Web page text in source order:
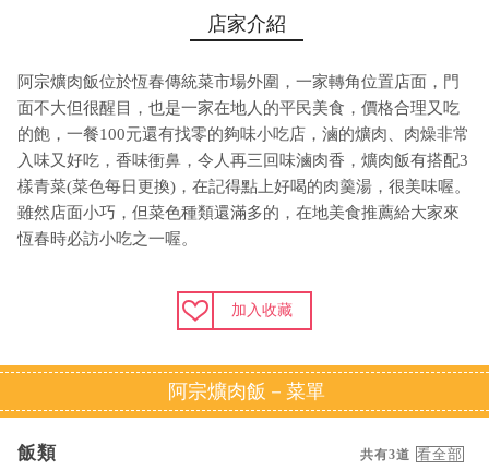
店家介紹
阿宗爌肉飯位於恆春傳統菜市場外圍，一家轉角位置店面，門
面不大但很醒目，也是一家在地人的平民美食，價格合理又吃
的飽，一餐100元還有找零的夠味小吃店，滷的爌肉、肉燥非常
入味又好吃，香味衝鼻，令人再三回味滷肉香，爌肉飯有搭配3
樣青菜(菜色每日更換)，在記得點上好喝的肉羹湯，很美味喔。
雖然店面小巧，但菜色種類還滿多的，在地美食推薦給大家來
恆春時必訪小吃之一喔。
加入收藏
阿宗爌肉飯－菜單
飯類 共有3道